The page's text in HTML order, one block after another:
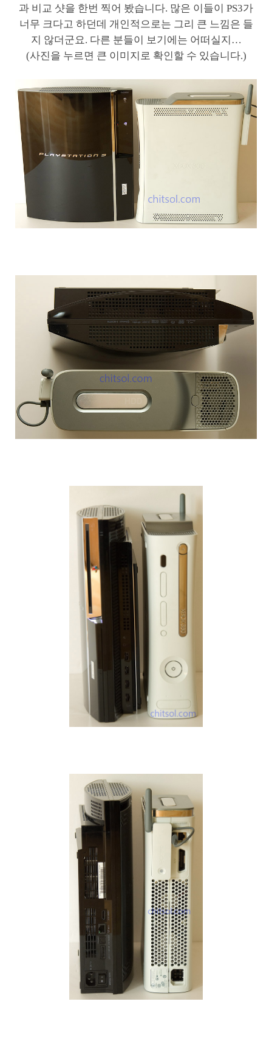
과 비교 샷을 한번 찍어 봤습니다. 많은 이들이 PS3가
너무 크다고 하던데 개인적으로는 그리 큰 느낌은 들
지 않더군요. 다른 분들이 보기에는 어떠실지…
(사진을 누르면 큰 이미지로 확인할 수 있습니다.)